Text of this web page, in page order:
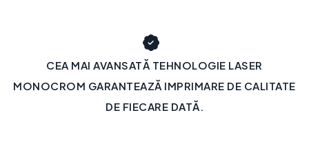
CEA MAI AVANSATĂ TEHNOLOGIE LASER
MONOCROM GARANTEAZĂ IMPRIMARE DE CALITATE
DE FIECARE DATĂ.